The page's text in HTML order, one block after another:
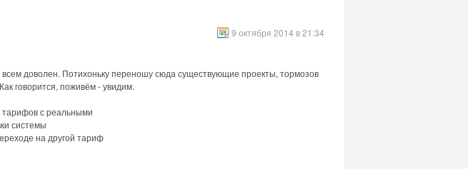
9 октября 2014 в 21:34
доволен. Потихоньку переношу сюда существующие проекты, тормозов
говорится, поживём - увидим.
тарифов с реальными
системы
на другой тариф